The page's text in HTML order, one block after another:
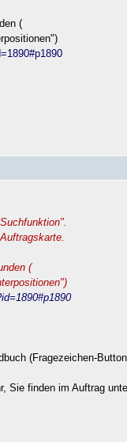
(
(
(Fragezeichen-
Sie finden im Auftrag